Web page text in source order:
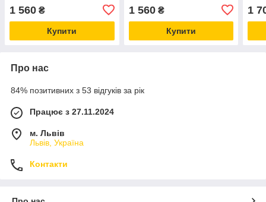
1 560 ₴
Купити
1 560₴
Купити
1
Про нас
84% позитивних з 53 відгуків за рік
Працює з 27.11.2024
м. Львів
Львів, Україна
Контакти